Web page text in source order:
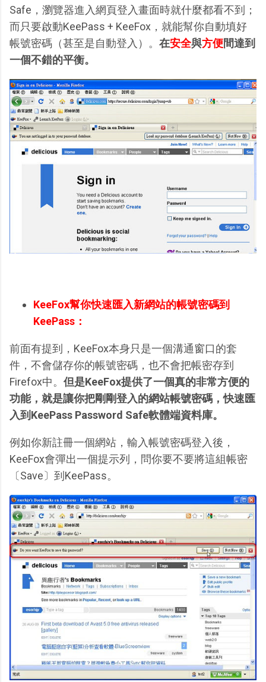
Safe，瀏覽器進入網頁登入畫面時就什麼都看不到；
而只要啟動KeePass + KeeFox，就能幫你自動填好
帳號密碼（甚至是自動登入）。 在安全與方便間達到
一個不錯的平衡。
KeeFox幫你快速匯入新網站的帳號密碼到
KeePass：
前面有提到，KeeFox本身只是一個溝通窗口的套
件，不會儲存你的帳號密碼，也不會把帳密存到
Firefox中。 但是KeeFox提供了一個真的非常方便的
功能，就是讓你把剛剛登入的網站帳號密碼，快速匯
入到KeePass Password Safe軟體端資料庫。
例如你新註冊一個網站，輸入帳號密碼登入後，
KeeFox會彈出一個提示列，問你要不要將這組帳密
〔Save〕到KeePass。